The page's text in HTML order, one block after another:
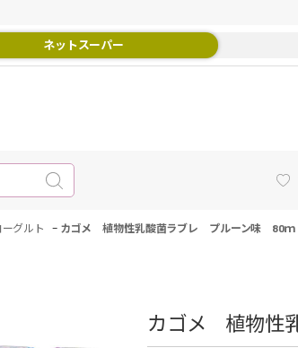
ネットスーパー
ーグルト - カゴメ 植物性乳酸菌ラブレ プルーン味 80ｍ
カゴメ 植物性